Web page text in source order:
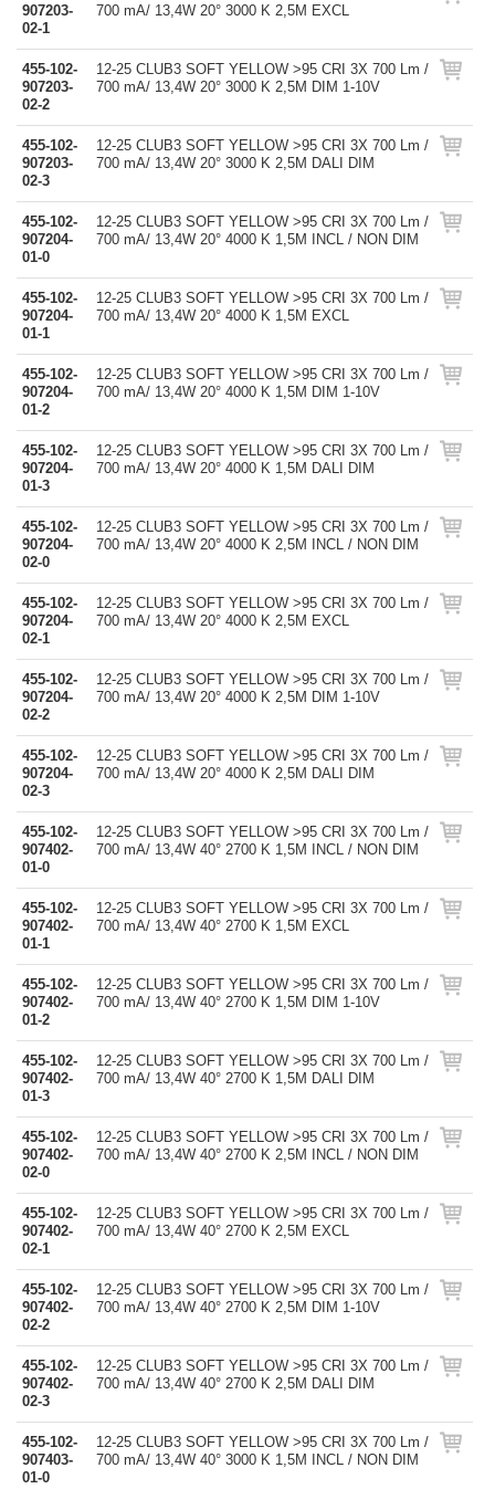
907203-
02-1
700 mA/ 13,4W 20° 3000 K 2,5M EXCL
455-102-
907203-
02-2
12-25 CLUB3 SOFT YELLOW >95 CRI 3X 700 Lm /
700 mA/ 13,4W 20° 3000 K 2,5M DIM 1-10V
455-102-
907203-
02-3
12-25 CLUB3 SOFT YELLOW >95 CRI 3X 700 Lm /
700 mA/ 13,4W 20° 3000 K 2,5M DALI DIM
455-102-
907204-
01-0
12-25 CLUB3 SOFT YELLOW >95 CRI 3X 700 Lm /
700 mA/ 13,4W 20° 4000 K 1,5M INCL / NON DIM
455-102-
907204-
01-1
12-25 CLUB3 SOFT YELLOW >95 CRI 3X 700 Lm /
700 mA/ 13,4W 20° 4000 K 1,5M EXCL
455-102-
907204-
01-2
12-25 CLUB3 SOFT YELLOW >95 CRI 3X 700 Lm /
700 mA/ 13,4W 20° 4000 K 1,5M DIM 1-10V
455-102-
907204-
01-3
12-25 CLUB3 SOFT YELLOW >95 CRI 3X 700 Lm /
700 mA/ 13,4W 20° 4000 K 1,5M DALI DIM
455-102-
907204-
02-0
12-25 CLUB3 SOFT YELLOW >95 CRI 3X 700 Lm /
700 mA/ 13,4W 20° 4000 K 2,5M INCL / NON DIM
455-102-
907204-
02-1
12-25 CLUB3 SOFT YELLOW >95 CRI 3X 700 Lm /
700 mA/ 13,4W 20° 4000 K 2,5M EXCL
455-102-
907204-
02-2
12-25 CLUB3 SOFT YELLOW >95 CRI 3X 700 Lm /
700 mA/ 13,4W 20° 4000 K 2,5M DIM 1-10V
455-102-
907204-
02-3
12-25 CLUB3 SOFT YELLOW >95 CRI 3X 700 Lm /
700 mA/ 13,4W 20° 4000 K 2,5M DALI DIM
455-102-
907402-
01-0
12-25 CLUB3 SOFT YELLOW >95 CRI 3X 700 Lm /
700 mA/ 13,4W 40° 2700 K 1,5M INCL / NON DIM
455-102-
907402-
01-1
12-25 CLUB3 SOFT YELLOW >95 CRI 3X 700 Lm /
700 mA/ 13,4W 40° 2700 K 1,5M EXCL
455-102-
907402-
01-2
12-25 CLUB3 SOFT YELLOW >95 CRI 3X 700 Lm /
700 mA/ 13,4W 40° 2700 K 1,5M DIM 1-10V
455-102-
907402-
01-3
12-25 CLUB3 SOFT YELLOW >95 CRI 3X 700 Lm /
700 mA/ 13,4W 40° 2700 K 1,5M DALI DIM
455-102-
907402-
02-0
12-25 CLUB3 SOFT YELLOW >95 CRI 3X 700 Lm /
700 mA/ 13,4W 40° 2700 K 2,5M INCL / NON DIM
455-102-
907402-
02-1
12-25 CLUB3 SOFT YELLOW >95 CRI 3X 700 Lm /
700 mA/ 13,4W 40° 2700 K 2,5M EXCL
455-102-
907402-
02-2
12-25 CLUB3 SOFT YELLOW >95 CRI 3X 700 Lm /
700 mA/ 13,4W 40° 2700 K 2,5M DIM 1-10V
455-102-
907402-
02-3
12-25 CLUB3 SOFT YELLOW >95 CRI 3X 700 Lm /
700 mA/ 13,4W 40° 2700 K 2,5M DALI DIM
455-102-
907403-
01-0
12-25 CLUB3 SOFT YELLOW >95 CRI 3X 700 Lm /
700 mA/ 13,4W 40° 3000 K 1,5M INCL / NON DIM